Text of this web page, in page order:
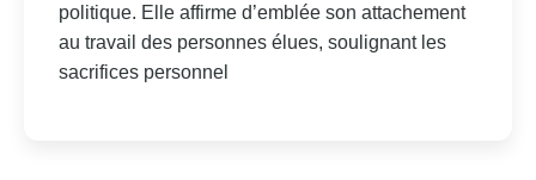
politique. Elle affirme d’emblée son attachement
au travail des personnes élues, soulignant les
sacrifices personnel